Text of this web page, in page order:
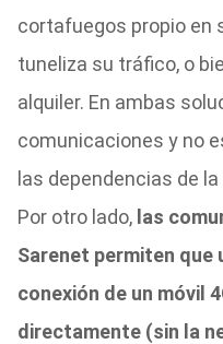
cortafuegos propio en
tuneliza su tráfico, o
alquiler. En ambas
comunicaciones y no
las dependencias de
Por otro lado, las
Sarenet permiten
conexión de un móvil
directamente (sin la